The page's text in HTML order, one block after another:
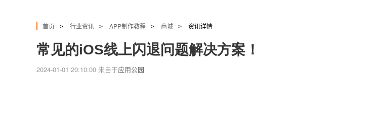
首页 > 行业资讯 > APP制作教程 > 商城 > 资讯详情
常见的iOS线上闪退问题解决方案！
2024-01-01 20:10:00 来自于应用公园